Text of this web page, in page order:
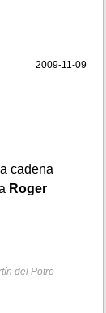
2009-11-09
cadena
Roger
del Potro